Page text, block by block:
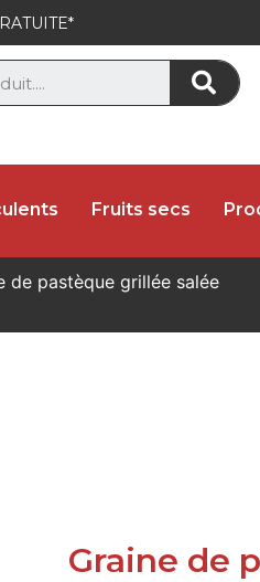
Fruits secs
de pastèque grillée salée
Graine de